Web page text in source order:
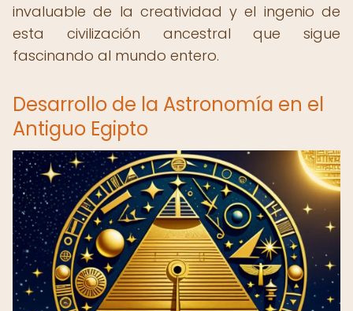
invaluable de la creatividad y el ingenio de
esta civilización ancestral que sigue
fascinando al mundo entero.
Desarrollo de la Astronomía en el
Antiguo Egipto